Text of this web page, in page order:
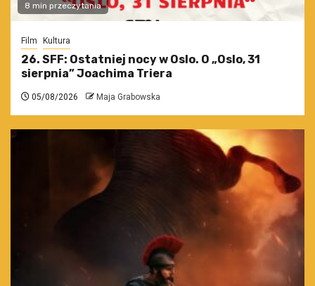
8 min przeczytania
Film Kultura
26. SFF: Ostatniej nocy w Oslo. O „Oslo, 31
sierpnia” Joachima Triera
05/08/2026 Maja Grabowska